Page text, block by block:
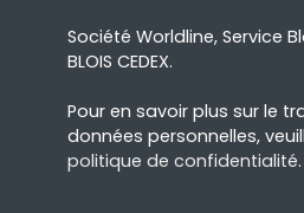
Société Worldline, Service
BLOIS CEDEX.
Pour en savoir plus sur le
données personnelles,
politique de confidentialité.